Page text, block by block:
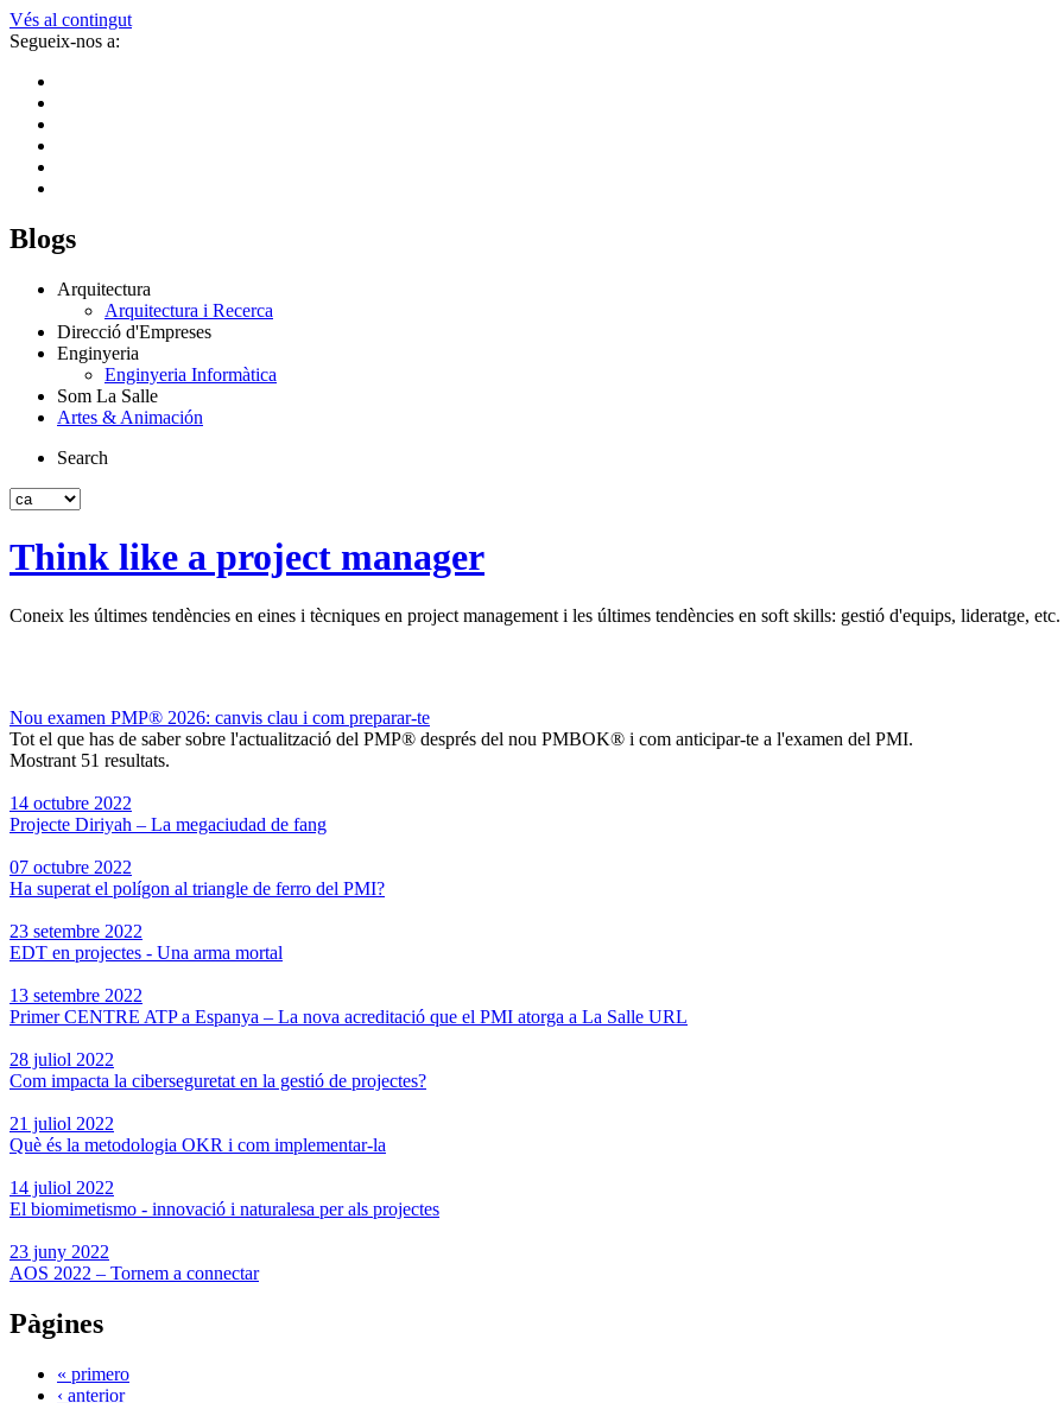
Vés al contingut
Segueix-nos a:
Blogs
Arquitectura
Arquitectura i Recerca
Direcció d'Empreses
Enginyeria
Enginyeria Informàtica
Som La Salle
Artes & Animación
Search
Think like a project manager
Coneix les últimes tendències en eines i tècniques en project management i les últimes tendències en soft skills: gestió d'equips, lideratge, etc.
Nou examen PMP® 2026: canvis clau i com preparar-te
Tot el que has de saber sobre l'actualització del PMP® després del nou PMBOK® i com anticipar-te a l'examen del PMI.
Mostrant 51 resultats.
14 octubre 2022
Projecte Diriyah – La megaciudad de fang
07 octubre 2022
Ha superat el polígon al triangle de ferro del PMI?
23 setembre 2022
EDT en projectes - Una arma mortal
13 setembre 2022
Primer CENTRE ATP a Espanya – La nova acreditació que el PMI atorga a La Salle URL
28 juliol 2022
Com impacta la ciberseguretat en la gestió de projectes?
21 juliol 2022
Què és la metodologia OKR i com implementar-la
14 juliol 2022
El biomimetismo - innovació i naturalesa per als projectes
23 juny 2022
AOS 2022 – Tornem a connectar
Pàgines
« primero
‹ anterior